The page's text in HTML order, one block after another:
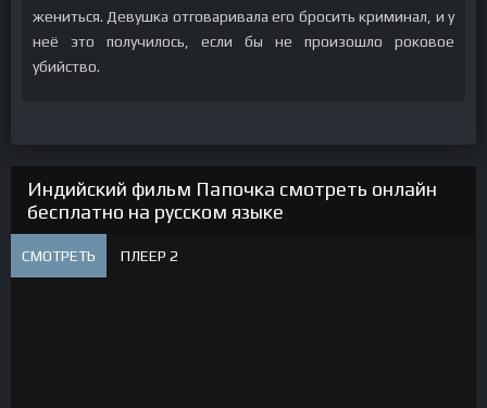
жениться. Девушка отговаривала его бросить криминал, и у
неё это получилось, если бы не произошло роковое
убийство.
Индийский фильм Папочка смотреть онлайн
бесплатно на русском языке
СМОТРЕТЬ ПЛЕЕР 2